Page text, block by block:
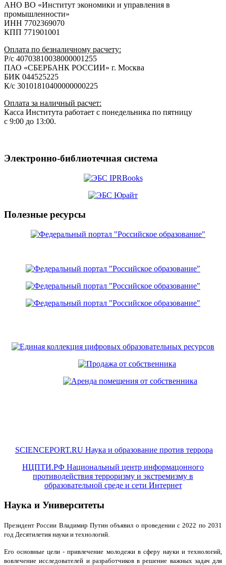
АНО ВО «Институт экономики и управления в
промышленности»
ИНН 7702369070
КПП 771901001
Оплата по безналичному расчету:
Р/с 40703810038000001255
ПАО «СБЕРБАНК РОССИИ» г. Москва
БИК 044525225
К/с 30101810400000000225
Оплата за наличный расчет:
Касса Института работает с понедельника по пятницу
с 9:00 до 13:00.
Электронно-библиотечная система
Полезные ресурсы
SCIENCEPORT.RU Наука и образование против террора
НЦПТИ.РФ Национальный центр информацонного
противодействия терроризму и экстремизму в
образовательной среде и сети Интернет
Наука и Университеты
Президент России Владимир Путин объявил о проведении с 2022 по 2031
год Десятилетия науки и технологий.
Его основные цели - привлечение молодежи в сферу науки и технологий,
вовлечение исследователей и разработчиков в решение важных задач для